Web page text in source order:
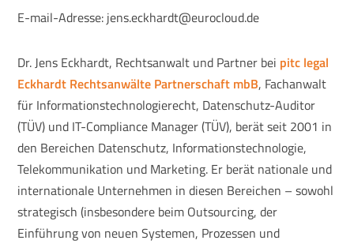
E-mail-Adresse: jens.eckhardt@eurocloud.de
Dr. Jens Eckhardt, Rechtsanwalt und Partner bei pitc legal
Eckhardt Rechtsanwälte Partnerschaft mbB, Fachanwalt
für Informationstechnologierecht, Datenschutz-Auditor
(TÜV) und IT-Compliance Manager (TÜV), berät seit 2001 in
den Bereichen Datenschutz, Informationstechnologie,
Telekommunikation und Marketing. Er berät nationale und
internationale Unternehmen in diesen Bereichen – sowohl
strategisch (insbesondere beim Outsourcing, der
Einführung von neuen Systemen, Prozessen und